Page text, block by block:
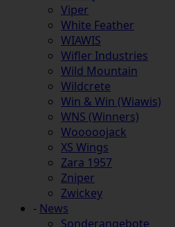
Viper
White Feather
WIAWIS
Wifler Industries
Wild Mountain
Wildcrete
Win & Win (Wiawis)
WNS (Winners)
Wooooojack
XS Wings
Zara 1957
Zniper
Zwickey
- News
Sonderangebote